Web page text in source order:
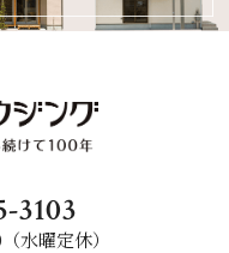
3103
水曜定休）